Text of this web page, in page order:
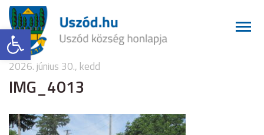
Eszköztár megnyitása
2026. június 30., kedd
IMG_4013